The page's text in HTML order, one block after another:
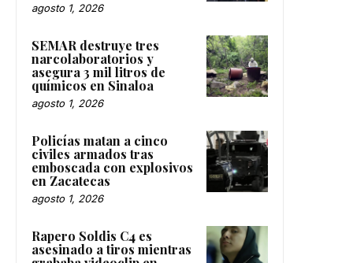
agosto 1, 2026
SEMAR destruye tres
narcolaboratorios y
asegura 3 mil litros de
químicos en Sinaloa
agosto 1, 2026
Policías matan a cinco
civiles armados tras
emboscada con explosivos
en Zacatecas
agosto 1, 2026
Rapero Soldis C4 es
asesinado a tiros mientras